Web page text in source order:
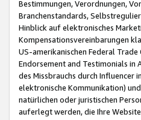
Bestimmungen, Verordnungen,
Branchenstandards,
Hinblick auf elektronisches
Kompensationsvereinbarungen
US-amerikanischen Federal
Endorsement and Testimonials in
des Missbrauchs durch
elektronische Kommunikation)
natürlichen oder juristischen
auferlegt werden, die Ihre